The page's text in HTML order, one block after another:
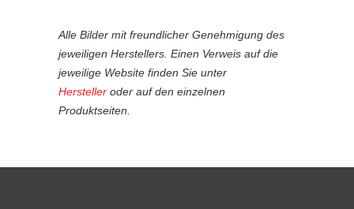
Alle Bilder mit freundlicher Genehmigung des
jeweiligen Herstellers. Einen Verweis auf die
jeweilige Website finden Sie unter
Hersteller oder auf den einzelnen
Produktseiten.